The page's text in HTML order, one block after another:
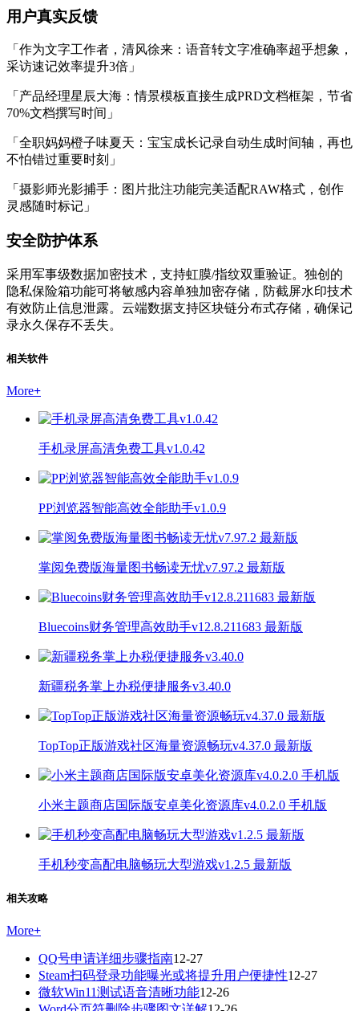
用户真实反馈
「作为文字工作者，清风徐来：语音转文字准确率超乎想象，
采访速记效率提升3倍」
「产品经理星辰大海：情景模板直接生成PRD文档框架，节省
70%文档撰写时间」
「全职妈妈橙子味夏天：宝宝成长记录自动生成时间轴，再也
不怕错过重要时刻」
「摄影师光影捕手：图片批注功能完美适配RAW格式，创作
灵感随时标记」
安全防护体系
采用军事级数据加密技术，支持虹膜/指纹双重验证。独创的
隐私保险箱功能可将敏感内容单独加密存储，防截屏水印技术
有效防止信息泄露。云端数据支持区块链分布式存储，确保记
录永久保存不丢失。
相关软件
More+
手机录屏高清免费工具v1.0.42
PP浏览器智能高效全能助手v1.0.9
掌阅免费版海量图书畅读无忧v7.97.2 最新版
Bluecoins财务管理高效助手v12.8.211683 最新版
新疆税务掌上办税便捷服务v3.40.0
TopTop正版游戏社区海量资源畅玩v4.37.0 最新版
小米主题商店国际版安卓美化资源库v4.0.2.0 手机版
手机秒变高配电脑畅玩大型游戏v1.2.5 最新版
相关攻略
More+
QQ号申请详细步骤指南12-27
Steam扫码登录功能曝光或将提升用户便捷性12-27
微软Win11测试语音清晰功能12-26